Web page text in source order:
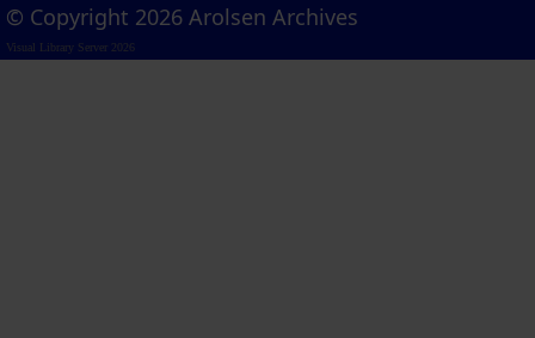
© Copyright 2026 Arolsen Archives
Visual Library Server 2026